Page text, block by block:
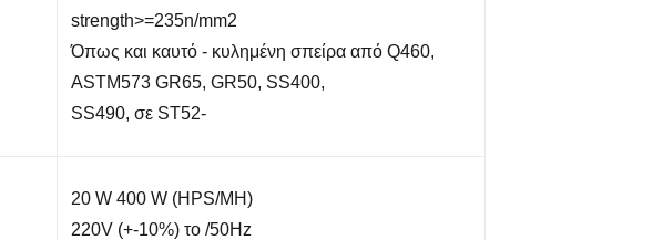
strength>=235n/mm2
Όπως και καυτό - κυλημένη σπείρα από Q460,
ASTM573 GR65, GR50, SS400,
SS490, σε ST52-
20 W 400 W (HPS/MH)
220V (+-10%) το /50Hz